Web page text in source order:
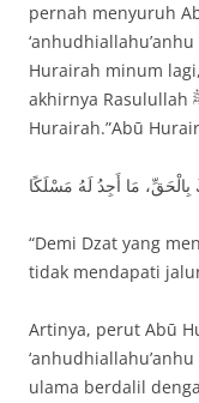
pernah menyuruh
Hurairah minum
akhirnya Rasulullah ﷺ bersabda, “Minumlah, Wahai Abū
Hurairah.”Abū
بِالْحَقِّ، مَا أَجِدُ لَهُ مَسْلَكًا
“Demi Dzat yang
tidak mendapati
Artinya, perut Abū
ulama berdalil